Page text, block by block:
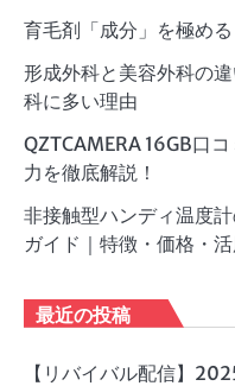
育毛剤「成分」を極める
形成外科と美容外科の
科に多い理由
QZTCAMERA 16GB口
力を徹底解説！
非接触型ハンディ温度
ガイド｜特徴・価格・
最近の投稿
【リバイバル配信】